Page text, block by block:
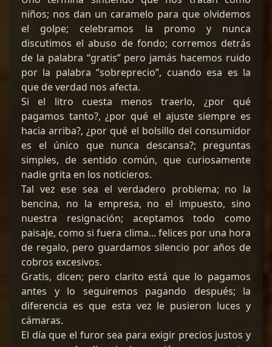
niños; nos dan un caramelo para que olvidemos
el golpe; celebramos la promo y nunca
discutimos el abuso de fondo; corremos detrás
de la palabra “gratis” pero jamás hacemos ruido
por la palabra “sobreprecio”, cuando esa es la
que de verdad nos afecta.
Si el litro cuesta menos traerlo, ¿por qué
pagamos tanto?, ¿por qué el ajuste siempre es
hacia arriba?, ¿por qué el bolsillo del consumidor
es el único que nunca descansa?; preguntas
simples, de sentido común, que curiosamente
nadie grita en los noticieros.
Tal vez ese sea el verdadero problema; no la
bencina, no la empresa, no el impuesto, sino
nuestra resignación; aceptamos todo como
paisaje, como si fuera clima... felices por una hora
de regalo, pero guardamos silencio por años de
cobros excesivos.
Gratis, dicen; pero clarito está que lo pagamos
antes y lo seguiremos pagando después; la
diferencia es que esta vez le pusieron luces y
cámaras.
El día que el furor sea para exigir precios justos y